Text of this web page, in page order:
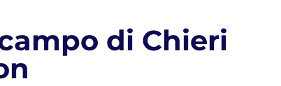
di Chieri